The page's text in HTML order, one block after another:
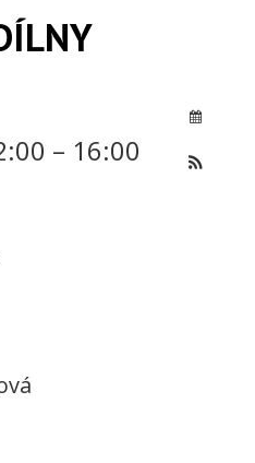
– 16:00